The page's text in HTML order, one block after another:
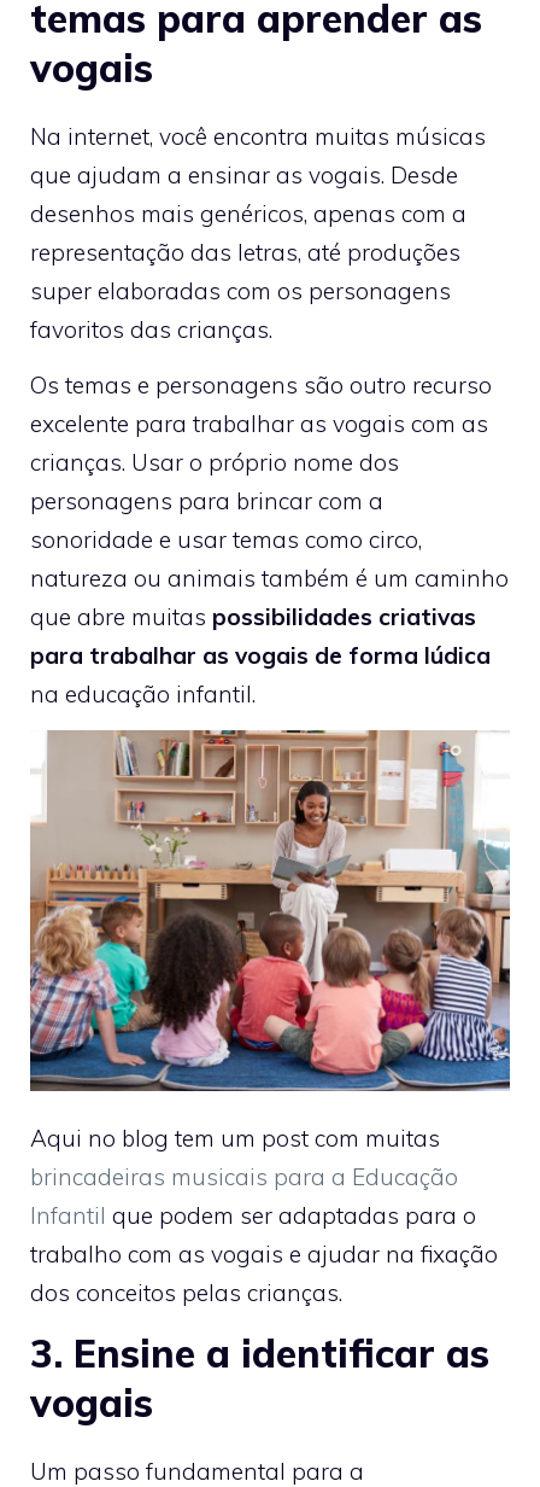
temas para aprender as
vogais
Na internet, você encontra muitas músicas
que ajudam a ensinar as vogais. Desde
desenhos mais genéricos, apenas com a
representação das letras, até produções
super elaboradas com os personagens
favoritos das crianças.
Os temas e personagens são outro recurso
excelente para trabalhar as vogais com as
crianças. Usar o próprio nome dos
personagens para brincar com a
sonoridade e usar temas como circo,
natureza ou animais também é um caminho
que abre muitas possibilidades criativas
para trabalhar as vogais de forma lúdica
na educação infantil.
Aqui no blog tem um post com muitas
brincadeiras musicais para a Educação
Infantil que podem ser adaptadas para o
trabalho com as vogais e ajudar na fixação
dos conceitos pelas crianças.
3. Ensine a identificar as
vogais
Um passo fundamental para a